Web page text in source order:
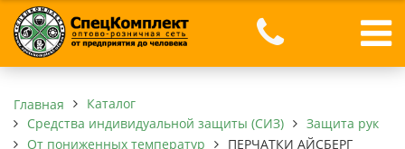
Главная
Каталог
Средства индивидуальной защиты (СИЗ)
Защита рук
От пониженных температур
ПЕРЧАТКИ АЙСБЕРГ